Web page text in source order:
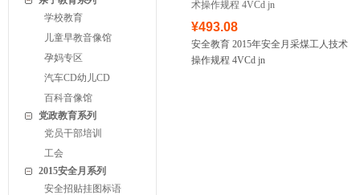
学校教育
儿童早教音像馆
孕妈专区
汽车CD幼儿CD
百科音像馆
党政教育系列
党员干部培训
工会
2015安全月系列
安全招贴挂图标语
¥493.08
安全教育 2015年安全月采煤工人技术
操作规程 4VCd jn